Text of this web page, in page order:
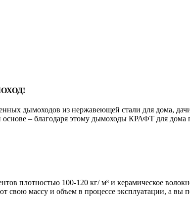
дымоходов из нержавеющей стали для дома,
– благодаря этому дымоходы КРАФТ для дома
плотностью 100-120 кг/ м³ и керамическое
массу и объем в процессе эксплуатации, а вы